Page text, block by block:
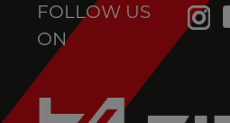
FOLLOW US
ON